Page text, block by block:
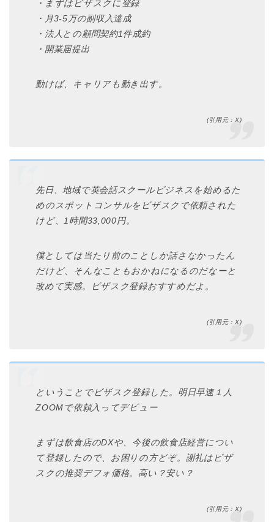
・まずはビザスクに登録
・月3-5万の副収入達成
・法人との顧問契約1件成約
・開業届提出
動けば、キャリアも動き出す。
(引用元：X)
先日、地域で英会話スクールビジネスを始めるた
めのスポットコンサルをビザスクで依頼された
けど、1時間33,000円。
僕としては当たり前のことしか話さなかったん
だけど、そんなこともおかねになるのだなーと
改めて実感。ビザスク登録おすすめだよ。
(引用元：X)
ということでビザスク登録した。明日早速１人
ZOOMで依頼入ってデビュー
まずは飲食店のDXや、今後の飲食店経営につい
て登録したので、お困りの方どぞ。謝礼はビザ
スクの推奨デフォ価格。高い？安い？
(引用元：X)